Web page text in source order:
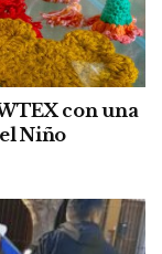
con una
Niño